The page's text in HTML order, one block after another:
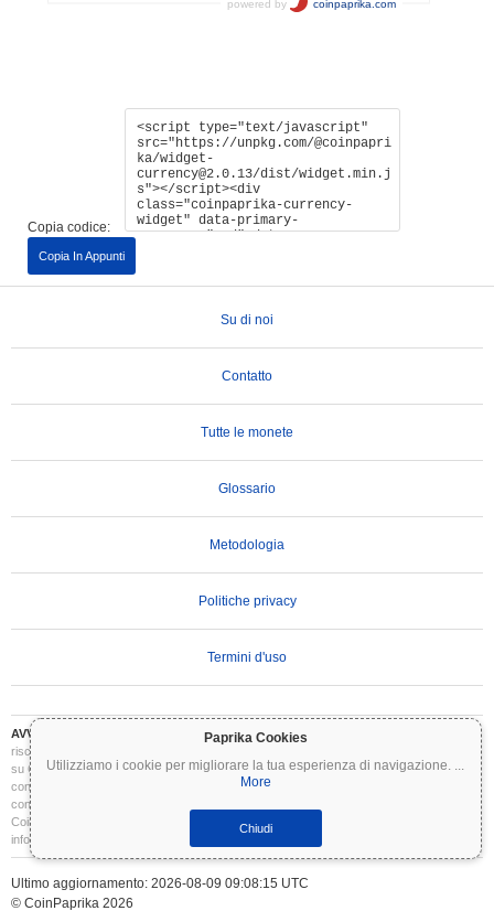
Paprika Cookies
Utilizziamo i cookie per migliorare la tua esperienza di navigazione. ...
More
Chiudi
Copia codice:
Copia In Appunti
Su di noi
Contatto
Tutte le monete
Glossario
Metodologia
Politiche privacy
Termini d'uso
AVVERTENZA IMPORTANTE:
Le criptovalute sono altamente volatili e comportano
rischi significativi. Potresti perdere parte o tutto il tuo investimento. Tutte le informazioni
su Coinpaprika sono fornite esclusivamente a scopo informativo e non costituiscono
consulenza finanziaria o di investimento. Conduci sempre le tue ricerche (DYOR) e
consulta un consulente finanziario qualificato prima di prendere decisioni di investimento.
Coinpaprika non è responsabile per eventuali perdite derivanti dall'uso di queste
informazioni.
Ultimo aggiornamento: 2026-08-09 09:08:15 UTC
© CoinPaprika 2026